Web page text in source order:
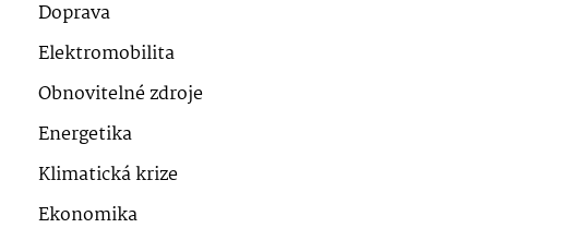
Doprava
Elektromobilita
Obnovitelné zdroje
Energetika
Klimatická krize
Ekonomika